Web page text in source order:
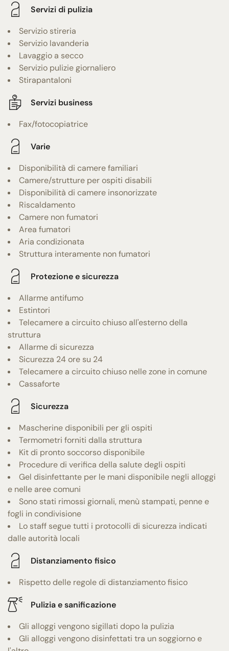
Servizi di pulizia
Servizio stireria
Servizio lavanderia
Lavaggio a secco
Servizio pulizie giornaliero
Stirapantaloni
Servizi business
Fax/fotocopiatrice
Varie
Disponibilità di camere familiari
Camere/strutture per ospiti disabili
Disponibilità di camere insonorizzate
Riscaldamento
Camere non fumatori
Area fumatori
Aria condizionata
Struttura interamente non fumatori
Protezione e sicurezza
Allarme antifumo
Estintori
Telecamere a circuito chiuso all'esterno della
struttura
Allarme di sicurezza
Sicurezza 24 ore su 24
Telecamere a circuito chiuso nelle zone in comune
Cassaforte
Sicurezza
Mascherine disponibili per gli ospiti
Termometri forniti dalla struttura
Kit di pronto soccorso disponibile
Procedure di verifica della salute degli ospiti
Gel disinfettante per le mani disponibile negli alloggi
e nelle aree comuni
Sono stati rimossi giornali, menù stampati, penne e
fogli in condivisione
Lo staff segue tutti i protocolli di sicurezza indicati
dalle autorità locali
Distanziamento fisico
Rispetto delle regole di distanziamento fisico
Pulizia e sanificazione
Gli alloggi vengono sigillati dopo la pulizia
Gli alloggi vengono disinfettati tra un soggiorno e